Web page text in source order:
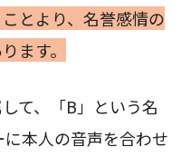
とより、名誉感情の
ます。
て、「B」という名
本人の音声を合わせ